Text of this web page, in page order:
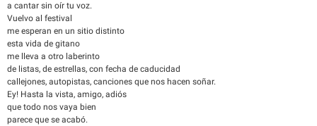
a cantar sin oír tu voz.
Vuelvo al festival
me esperan en un sitio distinto
esta vida de gitano
me lleva a otro laberinto
de listas, de estrellas, con fecha de caducidad
callejones, autopistas, canciones que nos hacen soñar.
Ey! Hasta la vista, amigo, adiós
que todo nos vaya bien
parece que se acabó.